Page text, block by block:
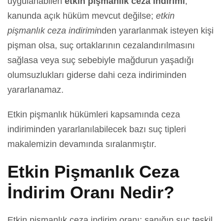
kanunda açık hüküm mevcut değilse; etkin
pişmanlık ceza indiriminden yararlanmak isteyen kişi
pişman olsa, suç ortaklarının cezalandırılmasını
sağlasa veya suç sebebiyle mağdurun yaşadığı
olumsuzlukları giderse dahi ceza indiriminden
yararlanamaz.
Etkin pişmanlık hükümleri kapsamında ceza
indiriminden yararlanılabilecek bazı suç tipleri
makalemizin devamında sıralanmıştır.
Etkin Pişmanlık Ceza
İndirim Oranı Nedir?